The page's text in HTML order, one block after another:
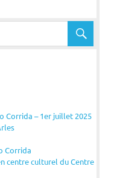
Corrida – 1er juillet 2025
Corrida
centre culturel du Centre